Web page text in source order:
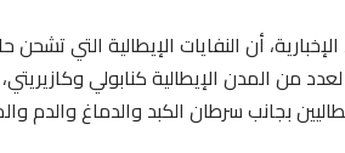
أن النفايات الإيطالية التي
من المدن الإيطالية كنابولي
بجانب سرطان الكبد والدماغ والدم